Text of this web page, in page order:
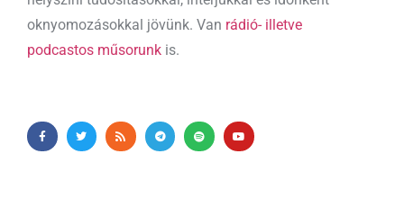
oknyomozásokkal jövünk. Van rádió- illetve
podcastos műsorunk is.